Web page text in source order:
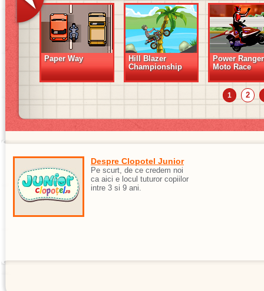
Paper Way
Hill Blazer
Championship
Power
Moto Race
1 2
Despre Clopotel Junior
Pe scurt, de ce credem noi
ca aici e locul tuturor copiilor
intre 3 si 9 ani.